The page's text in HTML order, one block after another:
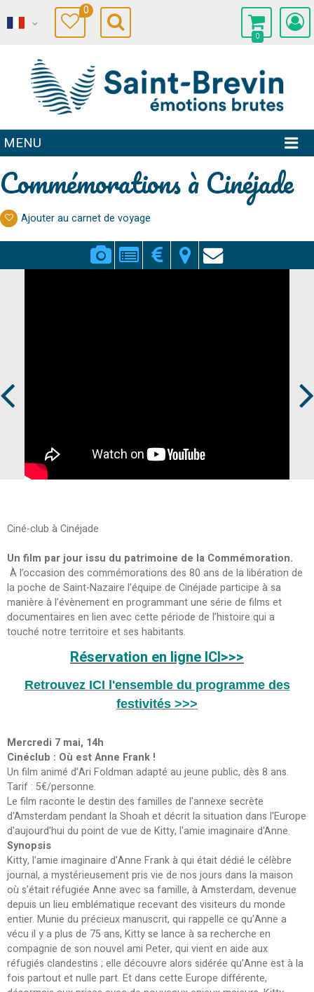
0
0
MENU
Commémorations à Cinéjade
Ajouter au carnet de voyage
Ciné-club à Cinéjade
Un film par jour issu du patrimoine de la Commémoration.
À l’occasion des commémorations des 80 ans de la libération de
la poche de Saint-Nazaire l’équipe de Cinéjade participe à sa
manière à l’évènement en programmant une série de films et
documentaires en lien avec cette période de l’histoire qui a
touché notre territoire et ses habitants.
Réservation en ligne ICI>>>
Retrouvez ICI l'ensemble du programme des
festivités >>>
Mercredi 7 mai, 14h
Cinéclub : Où est Anne Frank !
Un film animé d’Ari Foldman adapté au jeune public, dès 8 ans.
Tarif : 5€/personne.
Le film raconte le destin des familles de l'annexe secrète
d'Amsterdam pendant la Shoah et décrit la situation dans l'Europe
d'aujourd'hui du point de vue de Kitty, l'amie imaginaire d'Anne.
Synopsis
Kitty, l’amie imaginaire d’Anne Frank à qui était dédié le célèbre
journal, a mystérieusement pris vie de nos jours dans la maison
où s’était réfugiée Anne avec sa famille, à Amsterdam, devenue
depuis un lieu emblématique recevant des visiteurs du monde
entier. Munie du précieux manuscrit, qui rappelle ce qu’Anne a
vécu il y a plus de 75 ans, Kitty se lance à sa recherche en
compagnie de son nouvel ami Peter, qui vient en aide aux
réfugiés clandestins ; elle découvre alors sidérée qu’Anne est à la
fois partout et nulle part. Et dans cette Europe différente,